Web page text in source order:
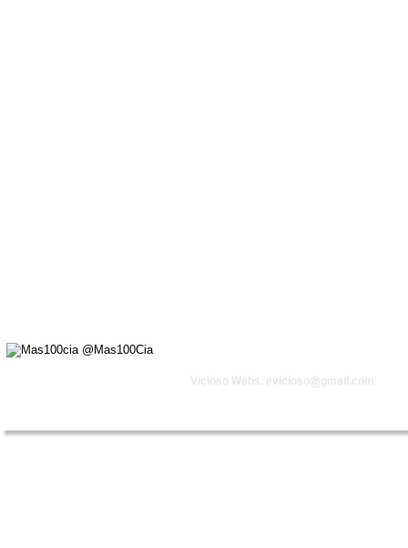
Vicioso Webs. evicioso@gmail.com